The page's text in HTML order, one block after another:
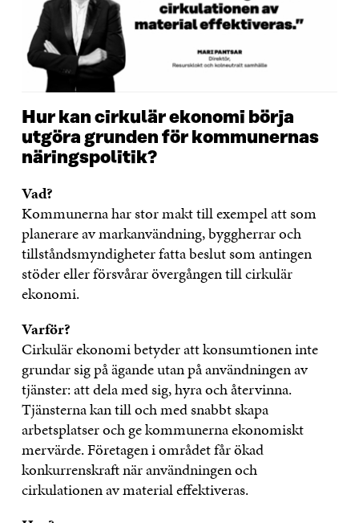
Hur kan cirkulär ekonomi börja
utgöra grunden för kommunernas
näringspolitik?
Vad?
Kommunerna har stor makt till exempel att som
planerare av markanvändning, byggherrar och
tillståndsmyndigheter fatta beslut som antingen
stöder eller försvårar övergången till cirkulär
ekonomi.
Varför?
Cirkulär ekonomi betyder att konsumtionen inte
grundar sig på ägande utan på användningen av
tjänster: att dela med sig, hyra och återvinna.
Tjänsterna kan till och med snabbt skapa
arbetsplatser och ge kommunerna ekonomiskt
mervärde. Företagen i området får ökad
konkurrenskraft när användningen och
cirkulationen av material effektiveras.